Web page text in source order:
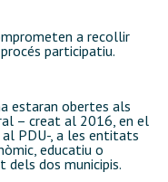
a recollir
participatiu.
estaran obertes als
– creat al 2016, en el
PDU-, a les entitats
educatiu o
dos municipis.